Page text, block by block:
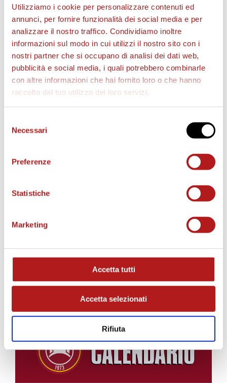
Utilizziamo i cookie per personalizzare contenuti ed
annunci, per fornire funzionalità dei social media e per
analizzare il nostro traffico. Condividiamo inoltre
informazioni sul modo in cui utilizzi il nostro sito con i
nostri partner che si occupano di analisi dei dati web,
pubblicità e social media, i quali potrebbero combinarle
con altre informazioni che hai fornito loro o che hanno
raccolto dal tuo utilizzo dei loro servizi.
delNecessari
Preferenze
Statistiche
Marketing
Accetta tutti
Accetta selezionati
Rifiuta
*In rosso il codice per chi ha abbonamento su CittaCard
ATTENZIONE: qui senza il 20 iniziale!!!
*In rosso il codice per chi ha abbonamento su Fistop:
STAGIONE 2026/27